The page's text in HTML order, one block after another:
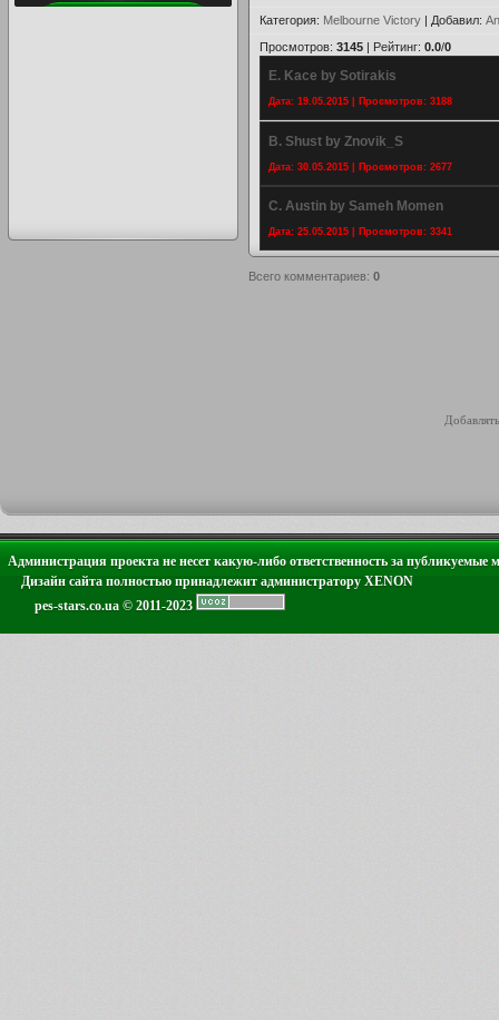
Категория: Melbourne Victory | Добавил:
Просмотров: 3145 | Рейтинг: 0.0/0
E. Kace by Sotirakis
Дата: 19.05.2015 | Просмотров: 3188
B. Shust by Znovik_S
Дата: 30.05.2015 | Просмотров: 2677
C. Austin by Sameh Momen
Дата: 25.05.2015 | Просмотров: 3341
Всего комментариев: 0
Администрация проекта не несет какую-либо ответственность за публикуемые
Дизайн сайта полностью принадлежит администратору XENON
pes-stars.co.ua © 2011-2023